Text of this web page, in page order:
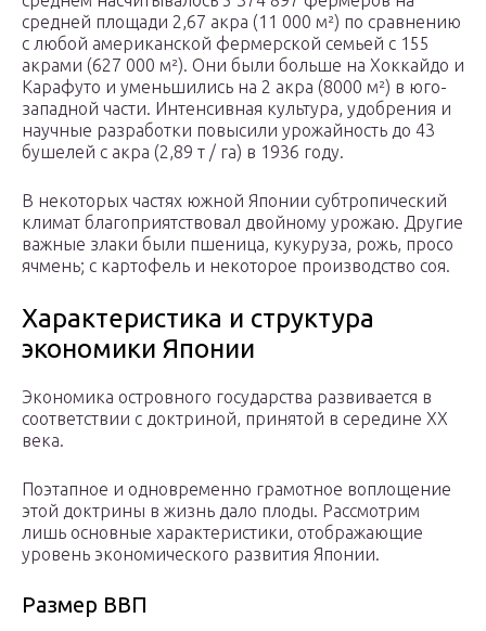
средней площади 2,67 акра (11 000 м²) по сравнению
с любой американской фермерской семьей с 155
акрами (627 000 м²). Они были больше на Хоккайдо и
Карафуто и уменьшились на 2 акра (8000 м²) в юго-
западной части. Интенсивная культура, удобрения и
научные разработки повысили урожайность до 43
бушелей с акра (2,89 т / га) в 1936 году.
В некоторых частях южной Японии субтропический
климат благоприятствовал двойному урожаю. Другие
важные злаки были пшеница, кукуруза, рожь, просо
ячмень; с картофель и некоторое производство соя.
Характеристика и структура
экономики Японии
Экономика островного государства развивается в
соответствии с доктриной, принятой в середине XX
века.
Поэтапное и одновременно грамотное воплощение
этой доктрины в жизнь дало плоды. Рассмотрим
лишь основные характеристики, отображающие
уровень экономического развития Японии.
Размер ВВП